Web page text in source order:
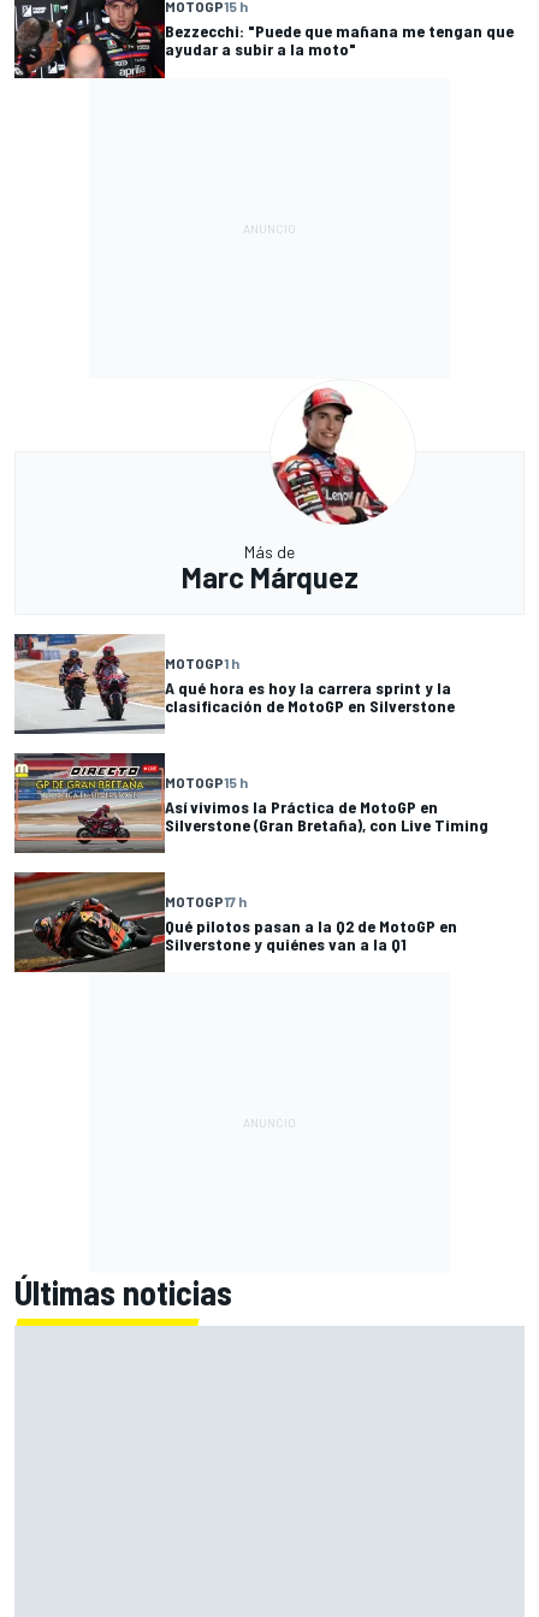
MOTOGP15 h
Bezzecchi: "Puede que mañana me tengan que
ayudar a subir a la moto"
Más de
Marc Márquez
MOTOGP1 h
A qué hora es hoy la carrera sprint y la
clasificación de MotoGP en Silverstone
MOTOGP15 h
Así vivimos la Práctica de MotoGP en
Silverstone (Gran Bretaña), con Live Timing
MOTOGP17 h
Qué pilotos pasan a la Q2 de MotoGP en
Silverstone y quiénes van a la Q1
Últimas noticias